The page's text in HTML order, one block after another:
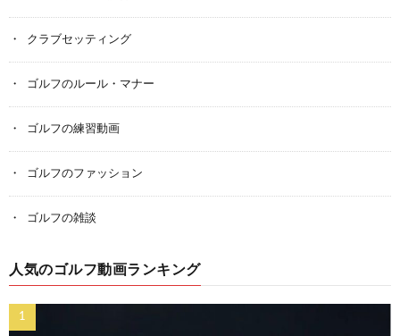
クラブセッティング
ゴルフのルール・マナー
ゴルフの練習動画
ゴルフのファッション
ゴルフの雑談
人気のゴルフ動画ランキング